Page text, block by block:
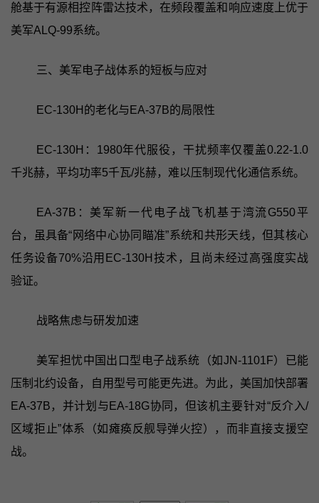
舱基于有源相控阵雷达技术，在频段覆盖和响应速度上优于
美军ALQ-99系统。
三、美军电子战体系的短板与应对
EC-130H的老化与EA-37B的局限性
EC-130H：1980年代服役，干扰频率仅覆盖0.22-1.0
千兆赫，平均功率5千瓦/兆赫，难以压制现代化通信系统。
EA-37B：美军新一代电子战飞机基于湾流G550平
台，虽具备“网络中心协同瞄准”系统和共形天线，但其核心
任务设备70%沿用EC-130H技术，且尚未经过高强度实战
验证。
战略焦虑与研发加速
美军担忧中国出口型电子战系统（如JN-1101F）已能
压制北约设备，自用型号可能更先进。为此，美国加快部署
EA-37B，并计划与EA-18G协同，但该机主要针对“反介入/
区域拒止”体系（如瘫痪反舰导弹火控），而非直接支援空
战。